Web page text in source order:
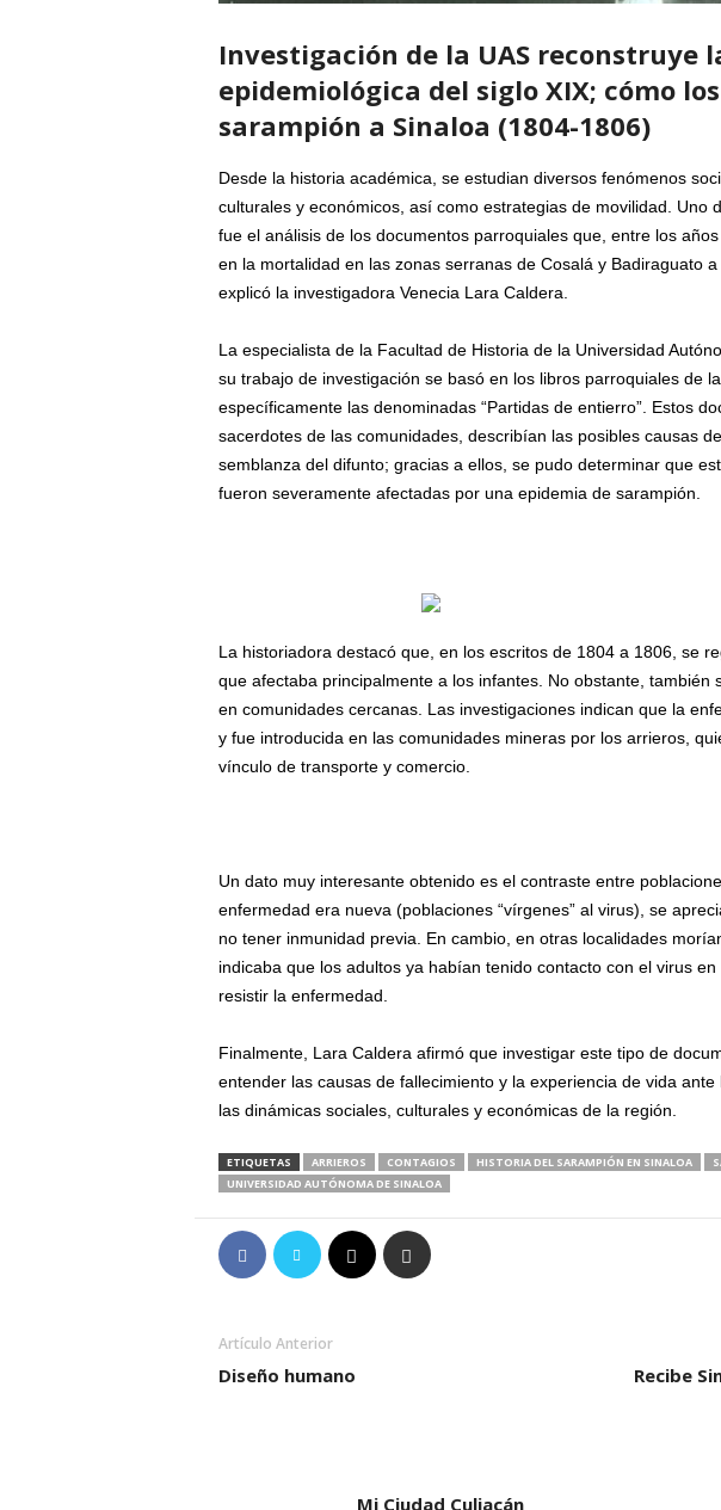
Investigación de la UAS reconstruye
epidemiológica del siglo XIX; cómo
sarampión a Sinaloa (1804-1806)
Desde la historia académica, se estudian diversos fenómenos
culturales y económicos, así como estrategias de movilidad. Uno
fue el análisis de los documentos parroquiales que, entre los
en la mortalidad en las zonas serranas de Cosalá y Badiraguato
explicó la investigadora Venecia Lara Caldera.
La especialista de la Facultad de Historia de la Universidad
su trabajo de investigación se basó en los libros parroquiales de
específicamente las denominadas “Partidas de entierro”. Estos
sacerdotes de las comunidades, describían las posibles causas
semblanza del difunto; gracias a ellos, se pudo determinar que
fueron severamente afectadas por una epidemia de sarampión.
La historiadora destacó que, en los escritos de 1804 a 1806, se
que afectaba principalmente a los infantes. No obstante, también
en comunidades cercanas. Las investigaciones indican que la
y fue introducida en las comunidades mineras por los arrieros,
vínculo de transporte y comercio.
Un dato muy interesante obtenido es el contraste entre
enfermedad era nueva (poblaciones “vírgenes” al virus), se
no tener inmunidad previa. En cambio, en otras localidades
indicaba que los adultos ya habían tenido contacto con el virus
resistir la enfermedad.
Finalmente, Lara Caldera afirmó que investigar este tipo de
entender las causas de fallecimiento y la experiencia de vida
las dinámicas sociales, culturales y económicas de la región.
ETIQUETAS ARRIEROS CONTAGIOS HISTORIA DEL SARAMPIÓN EN SINALOA
UNIVERSIDAD AUTÓNOMA DE SINALOA
Artículo Anterior
Diseño humano
Recibe
Mi Ciudad Culiacán